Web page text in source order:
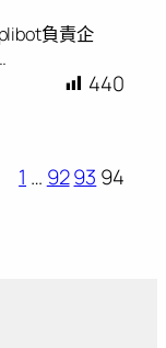
負責企
440
1 … 9293 94